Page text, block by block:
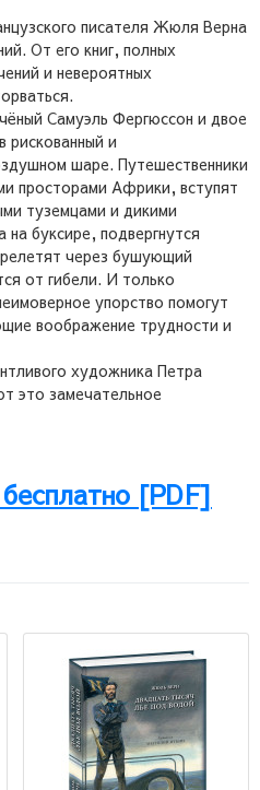
писателя Жюля Верна
От его книг, полных
и невероятных
Самуэль Фергюссон и двое
рискованный и
шаре. Путешественники
просторами Африки, вступят
туземцами и дикими
буксире, подвергнутся
через бушующий
от гибели. И только
упорство помогут
воображение трудности и
художника Петра
это замечательное
[PDF]